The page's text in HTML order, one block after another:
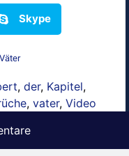
Skype
, der, Kapitel,
, vater, Video